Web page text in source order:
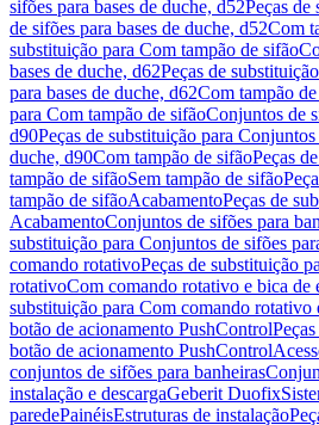
sifões para bases de duche, d52Peças de
de sifões para bases de duche, d52Com
substituição para Com tampão de sifão
bases de duche, d62Peças de
para bases de duche, d62Com tampão
para Com tampão de sifãoConjuntos de
d90Peças de substituição para
duche, d90Com tampão de sifãoPeças
tampão de sifãoSem tampão de sifão
tampão de sifãoAcabamentoPeças de
AcabamentoConjuntos de sifões para
substituição para Conjuntos de sifões
comando rotativoPeças de substituição
rotativoCom comando rotativo e bica de
substituição para Com comando rotativo
botão de acionamento PushControl
botão de acionamento PushControl
conjuntos de sifões para banheiras
instalação e descargaGeberit Duofix
paredePainéisEstruturas de instalação